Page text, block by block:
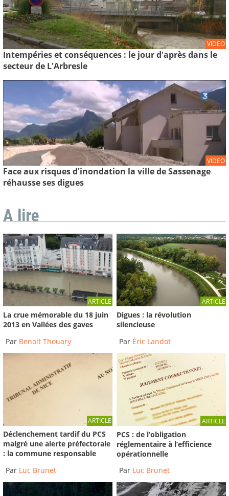
VIDEO
Intempéries et conséquences : le jour d'après dans le
secteur de L'Arbresle
VIDEO
Face aux risques d'inondation la ville de Sassenage
réhausse ses digues
A lire
ARTICLE
La crue mémorable du 18 juin
2013 en Vallées des gaves
Par Benoit Thouary
ARTICLE
Digues : la révolution
silencieuse
Par Éric Landot
ARTICLE
Déclenchement tardif du PCS
malgré une alerte préfectorale
: la commune responsable
Par Luc Brunet
ARTICLE
PCS : de l’obligation
réglementaire à l’efficience
opérationnelle
Par Luc Brunet